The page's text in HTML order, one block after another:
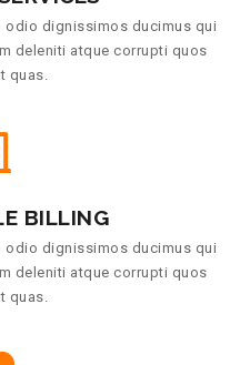
odio dignissimos ducimus qui
deleniti atque corrupti quos
quas.
BILLING
odio dignissimos ducimus qui
deleniti atque corrupti quos
quas.